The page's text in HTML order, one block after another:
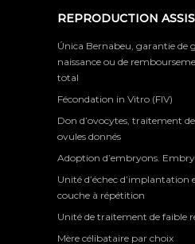
REPRODUCTION
Única Bernabeu, garantie de
naissance ou de
total
Fécondation in Vitro (FIV)
Don d’ovocytes, traitement de
ovules donnés
Adoption d’embryons.
Unité d’échec d’implantation
couche à répétition
Unité de traitement de faible
Mère célibataire par choix